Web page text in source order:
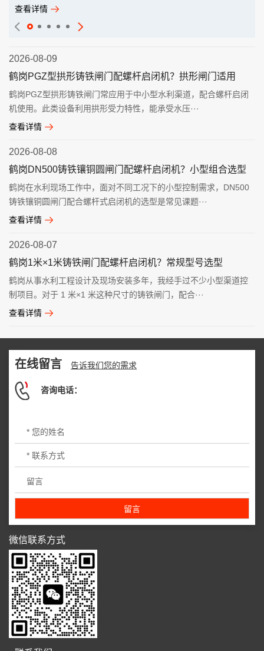
查看详情
2026-08-09
鹤岗PGZ型拱形铸铁闸门配螺杆启闭机？拱形闸门适用
鹤岗PGZ型拱形铸铁闸门常应用于中小型水利渠道，配合螺杆启闭
机使用。此类设备利用拱形受力特性，能承受水压···
查看详情
2026-08-08
鹤岗DN500铸铁镶铜圆闸门配螺杆启闭机？小型组合选型
鹤岗在水利现场工作中，面对不同工况下的小型控制需求，DN500
铸铁镶铜圆闸门配合螺杆式启闭机的选型是常见课题···
查看详情
2026-08-07
鹤岗1米×1米铸铁闸门配螺杆启闭机？常规型号选型
鹤岗从事水利工程设计及现场安装多年，我经手过不少小型渠道控
制项目。对于 1 米×1 米这种尺寸的铸铁闸门，配合···
查看详情
在线留言 告诉我们您的需求
咨询电话：
微信联系方式